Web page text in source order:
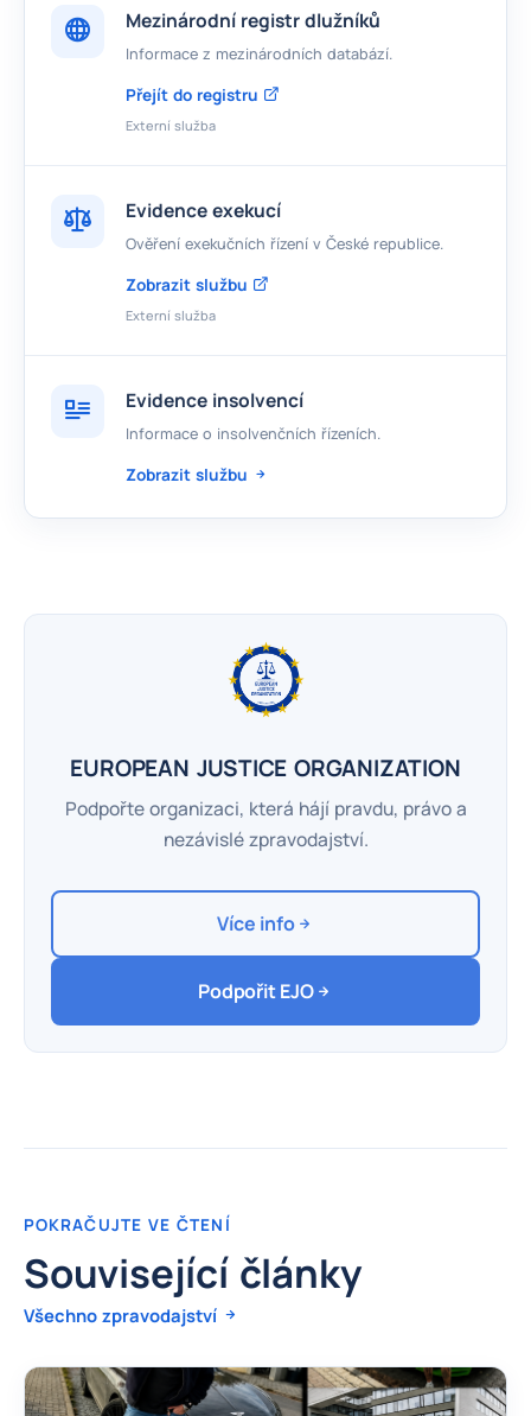
Mezinárodní registr dlužníků
Informace z mezinárodních databází.
Přejít do registru
Externí služba
Evidence exekucí
Ověření exekučních řízení v České republice.
Zobrazit službu
Externí služba
Evidence insolvencí
Informace o insolvenčních řízeních.
Zobrazit službu
EUROPEAN JUSTICE ORGANIZATION
Podpořte organizaci, která hájí pravdu, právo a
nezávislé zpravodajství.
Více info
Podpořit EJO
POKRAČUJTE VE ČTENÍ
Související články
Všechno zpravodajství